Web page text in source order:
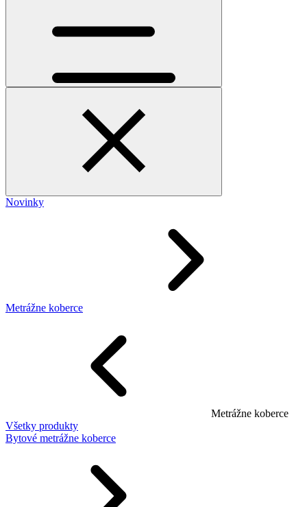
Novinky
Metrážne koberce
Metrážne koberce
Všetky produkty
Bytové metrážne koberce